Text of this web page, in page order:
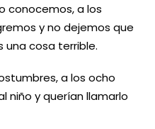
conocemos, a los
y no dejemos que
una cosa terrible.
a los ocho
niño y querían llamarlo